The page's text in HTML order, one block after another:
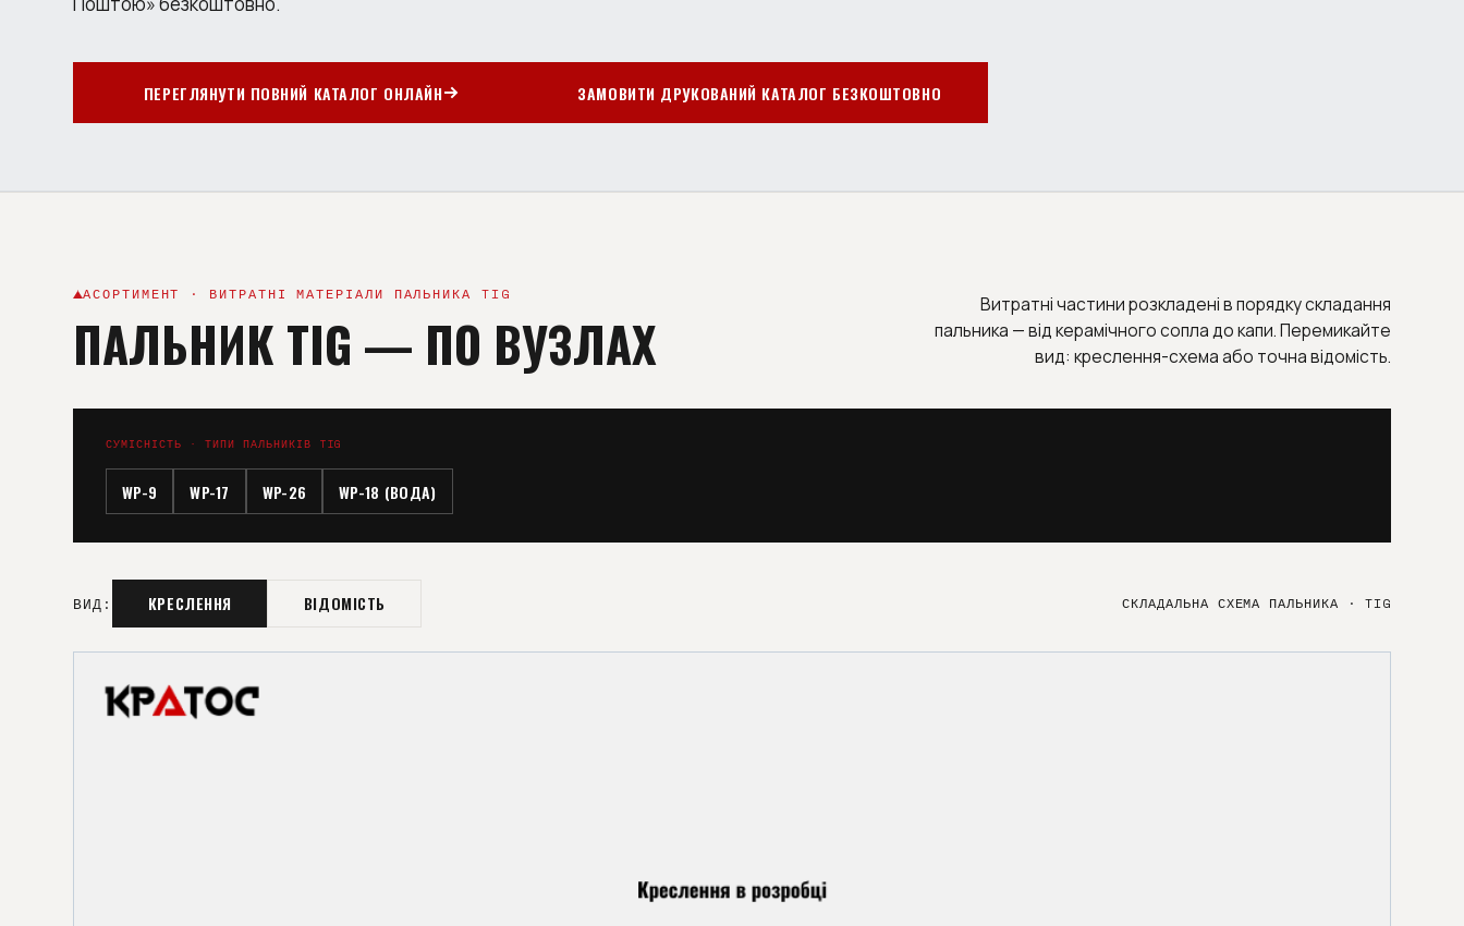
ПЕРЕГЛЯНУТИ ПОВНИЙ КАТАЛОГ ОНЛАЙН ЗАМОВИТИ ДРУКОВАНИЙ КАТАЛОГ БЕЗКОШТОВНО
АСОРТИМЕНТ · ВИТРАТНІ МАТЕРІАЛИ ПАЛЬНИКА TIG
ПАЛЬНИК TIG — ПО ВУЗЛАХ
Витратні частини розкладені в порядку складання
пальника — від керамічного сопла до капи. Перемикайте
вид: креслення-схема або точна відомість.
СУМІСНІСТЬ · ТИПИ ПАЛЬНИКІВ TIG
WP-9 WP-17 WP-26 WP-18 (ВОДА)
ВИД: КРЕСЛЕННЯ ВІДОМІСТЬ СКЛАДАЛЬНА СХЕМА ПАЛЬНИКА · TIG